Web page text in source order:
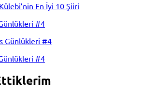
En İyi 10 Şiiri
#4
Günlükleri #4
#4